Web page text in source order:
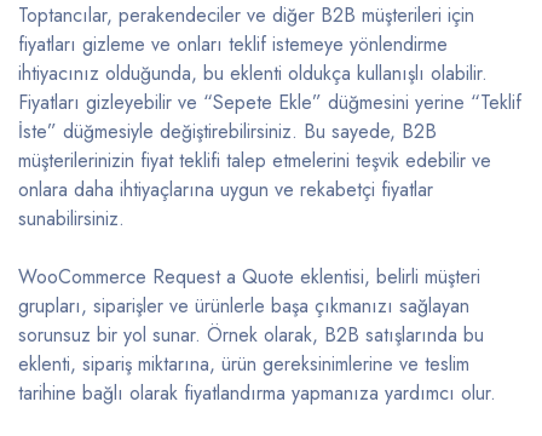
Toptancılar, perakendeciler ve diğer B2B müşterileri için
fiyatları gizleme ve onları teklif istemeye yönlendirme
ihtiyacınız olduğunda, bu eklenti oldukça kullanışlı olabilir.
Fiyatları gizleyebilir ve “Sepete Ekle” düğmesini yerine “Teklif
İste” düğmesiyle değiştirebilirsiniz. Bu sayede, B2B
müşterilerinizin fiyat teklifi talep etmelerini teşvik edebilir ve
onlara daha ihtiyaçlarına uygun ve rekabetçi fiyatlar
sunabilirsiniz.
WooCommerce Request a Quote eklentisi, belirli müşteri
grupları, siparişler ve ürünlerle başa çıkmanızı sağlayan
sorunsuz bir yol sunar. Örnek olarak, B2B satışlarında bu
eklenti, sipariş miktarına, ürün gereksinimlerine ve teslim
tarihine bağlı olarak fiyatlandırma yapmanıza yardımcı olur.